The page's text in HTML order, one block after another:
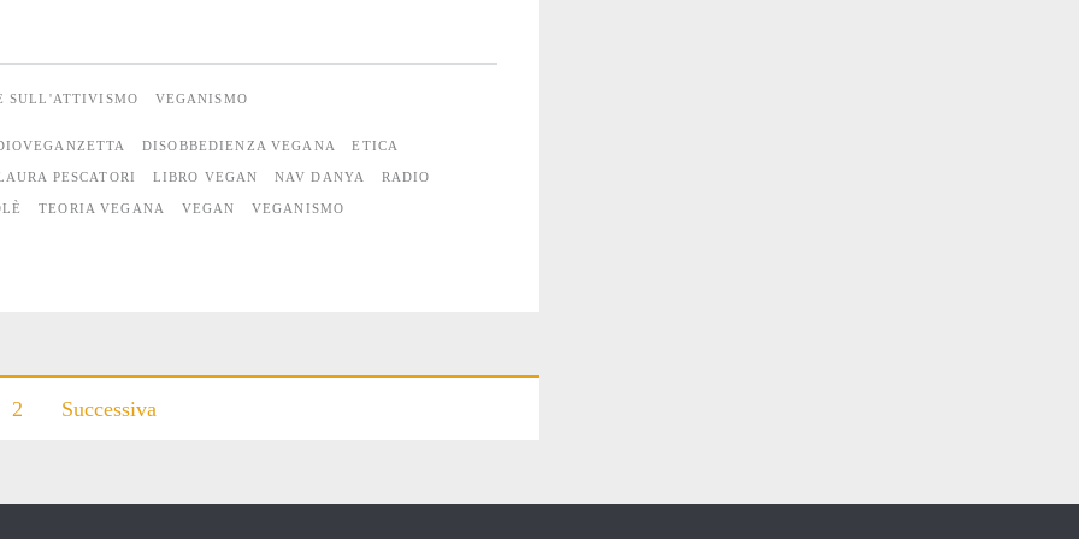
SULL'ATTIVISMO VEGANISMO
DISOBBEDIENZA VEGANA ETICA
PESCATORI LIBRO VEGAN NAV DANYA RADIO
TEORIA VEGANA VEGAN VEGANISMO
2 Successiva